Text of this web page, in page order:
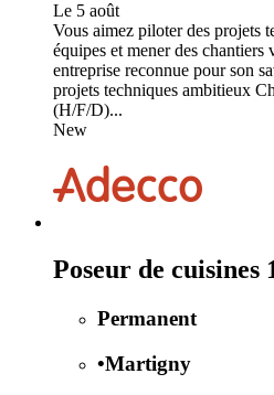
Le 5 août
Vous aimez piloter des projets
équipes et mener des chantiers
entreprise reconnue pour son
projets techniques ambitieux
(H/F/D)...
New
Poseur de
Permanent
•Martigny